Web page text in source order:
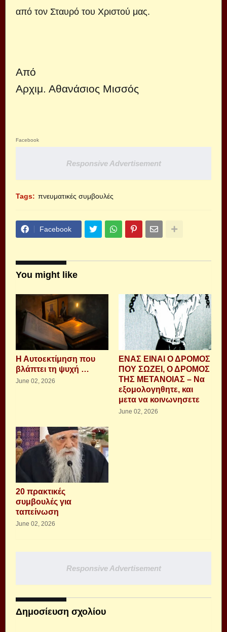
από τον Σταυρό του Χριστού μας.
Από
Αρχιμ. Αθανάσιος Μισσός
Facebook
Responsive Advertisement
Tags: πνευματικές συμβουλές
Facebook
You might like
Η Αυτοεκτίμηση που
βλάπτει τη ψυχή …
June 02, 2026
ΕΝΑΣ ΕΙΝΑΙ Ο ΔΡΟΜΟΣ
ΠΟΥ ΣΩΖΕΙ, Ο ΔΡΟΜΟΣ
ΤΗΣ ΜΕΤΑΝΟΙΑΣ – Να
εξομολογηθητε, και
μετα να κοινωνησετε
June 02, 2026
20 πρακτικές
συμβουλές για
ταπείνωση
June 02, 2026
Responsive Advertisement
Δημοσίευση σχολίου